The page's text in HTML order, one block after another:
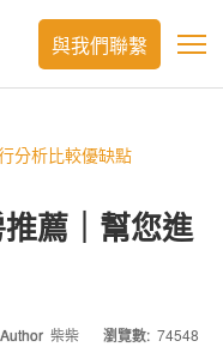
與我們聯繫
分析比較優缺點
薦｜幫您進
Author 柴柴 瀏覽數: 74548